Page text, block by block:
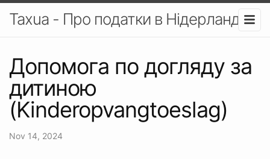
Taxua - Про податки в Нідерландах
Допомога по догляду за
дитиною
(Kinderopvangtoeslag)
Nov 14, 2024